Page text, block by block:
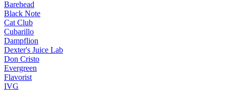
Barehead
Black Note
Cat Club
Cubarillo
Dampflion
Dexter's Juice Lab
Don Cristo
Evergreen
Flavorist
IVG